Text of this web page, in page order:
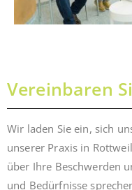
Vereinbaren
Wir laden Sie ein, sich
unserer Praxis in
über Ihre Beschwerden
und Bedürfnisse